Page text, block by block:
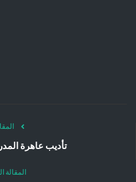
تأديب عاهرة
المقالة